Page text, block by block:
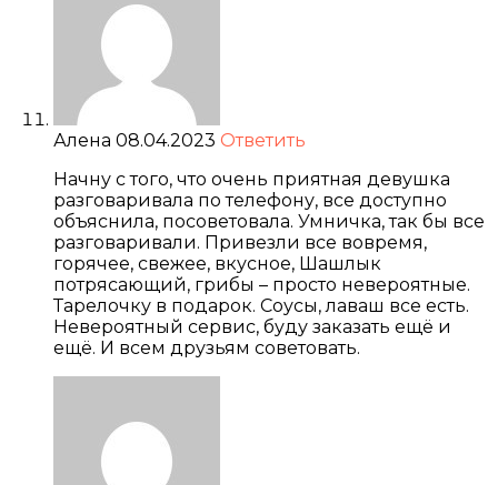
Алена 08.04.2023 Ответить
Начну с того, что очень приятная девушка
разговаривала по телефону, все доступно
объяснила, посоветовала. Умничка, так бы все
разговаривали. Привезли все вовремя,
горячее, свежее, вкусное, Шашлык
потрясающий, грибы – просто невероятные.
Тарелочку в подарок. Соусы, лаваш все есть.
Невероятный сервис, буду заказать ещё и
ещё. И всем друзьям советовать.